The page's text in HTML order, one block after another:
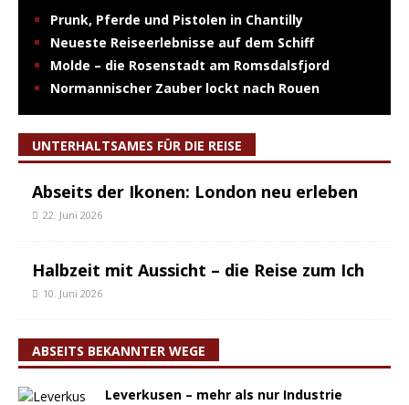
Prunk, Pferde und Pistolen in Chantilly
Neueste Reiseerlebnisse auf dem Schiff
Molde – die Rosenstadt am Romsdalsfjord
Normannischer Zauber lockt nach Rouen
UNTERHALTSAMES FÜR DIE REISE
Abseits der Ikonen: London neu erleben
22. Juni 2026
Halbzeit mit Aussicht – die Reise zum Ich
10. Juni 2026
ABSEITS BEKANNTER WEGE
Leverkusen – mehr als nur Industrie